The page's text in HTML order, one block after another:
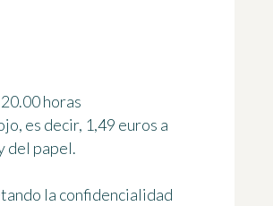
horas
es decir, 1,49 euros a
del papel.
la confidencialidad